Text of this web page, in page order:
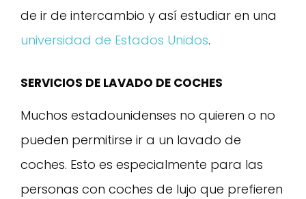
de ir de intercambio y así estudiar en una
universidad de Estados Unidos.
SERVICIOS DE LAVADO DE COCHES
Muchos estadounidenses no quieren o no
pueden permitirse ir a un lavado de
coches. Esto es especialmente para las
personas con coches de lujo que prefieren